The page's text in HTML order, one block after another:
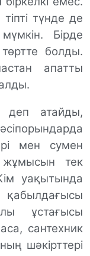
түнде де
Бірде
болды.
апатты
деп атайды,
мен сумен
жұмысын тек
уақытында
ұстағысы
сантехник
ның шәкірттері